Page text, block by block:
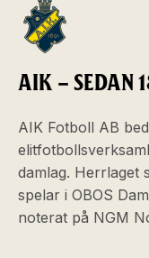
AIK – SEDAN
AIK Fotboll AB
damlag. Herrlaget
spelar i OBOS
noterat på NGM